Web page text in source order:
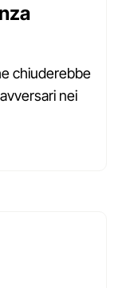
chiuderebbe
nei